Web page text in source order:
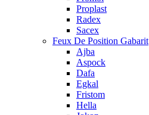
Proplast
Radex
Sacex
Feux De Position Gabarit
Ajba
Aspock
Dafa
Egkal
Fristom
Hella